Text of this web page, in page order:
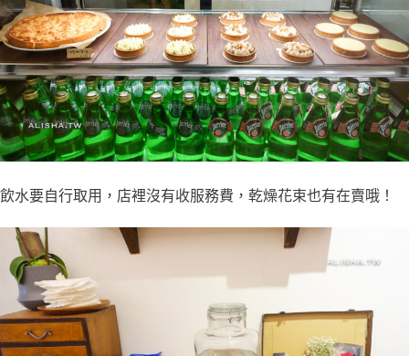
飲水要自行取用，店裡沒有收服務費，乾燥花束也有在賣哦！